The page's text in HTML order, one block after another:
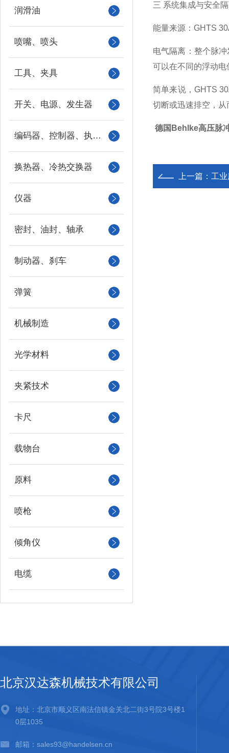
润滑油
喷嘴、喷头
工具、夹具
开关、电源、发生器
编码器、控制器、执行器
换热器、冷热交换器
仪器
密封、油封、轴承
制动器、刹车
弹簧
机械制造
光学材料
夹紧技术
卡尺
载物台
原料
喷枪
倾角仪
电缆
三 系统集成与安全
能量来源：GHTS
电气隔离：整个脉
可以在不同的浮动
简单来说，GHTS
切断或迅速排空，
德国Behlke高压脉
上一篇： 工业
北京汉达森机械技术有限公司
地址：北京市顺义区南法信镇金关北二街3号院3号楼1
0层1035
邮箱：sales93@handelsen.cn